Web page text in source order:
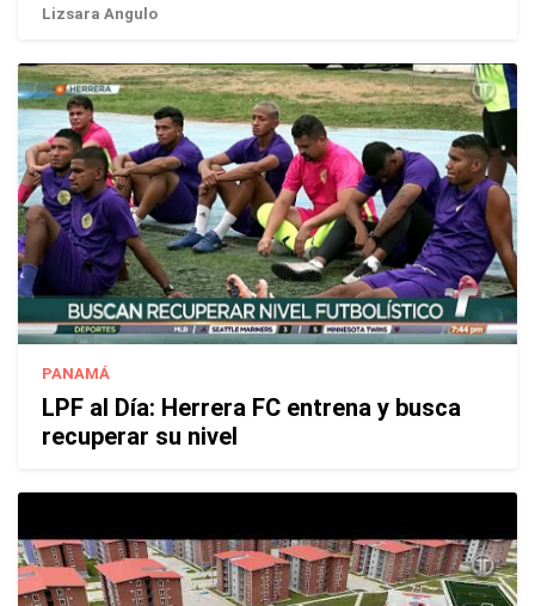
Lizsara Angulo
PANAMÁ
LPF al Día: Herrera FC entrena y busca
recuperar su nivel